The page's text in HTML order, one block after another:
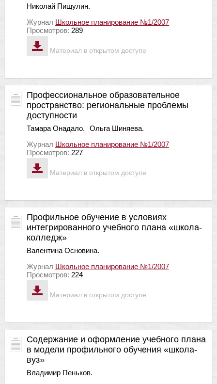
Материал в открытом доступе
Николай Пищулин.
Журнал Школьное планирование №1/2007
Просмотров: 289
Материал в открытом доступе
Профессиональное образовательное
пространство: региональные проблемы
доступности
Тамара Онадало.
Ольга Шиняева.
Журнал Школьное планирование №1/2007
Просмотров: 227
Материал в открытом доступе
Профильное обучение в условиях
интегрированного учебного плана «школа-
колледж»
Валентина Основина.
Журнал Школьное планирование №1/2007
Просмотров: 224
Содержание и оформление учебного плана
в модели профильного обучения «школа-
вуз»
Владимир Пеньков.